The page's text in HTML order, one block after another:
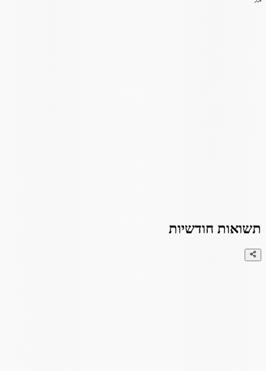
תשואות חודשיות